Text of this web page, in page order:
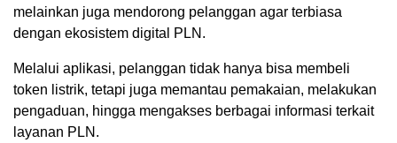
melainkan juga mendorong pelanggan agar terbiasa
dengan ekosistem digital PLN.
Melalui aplikasi, pelanggan tidak hanya bisa membeli
token listrik, tetapi juga memantau pemakaian, melakukan
pengaduan, hingga mengakses berbagai informasi terkait
layanan PLN.